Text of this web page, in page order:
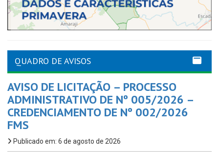
QUADRO DE AVISOS
AVISO DE LICITAÇÃO – PROCESSO
ADMINISTRATIVO DE Nº 005/2026 –
CREDENCIAMENTO DE Nº 002/2026
FMS
Publicado em: 6 de agosto de 2026